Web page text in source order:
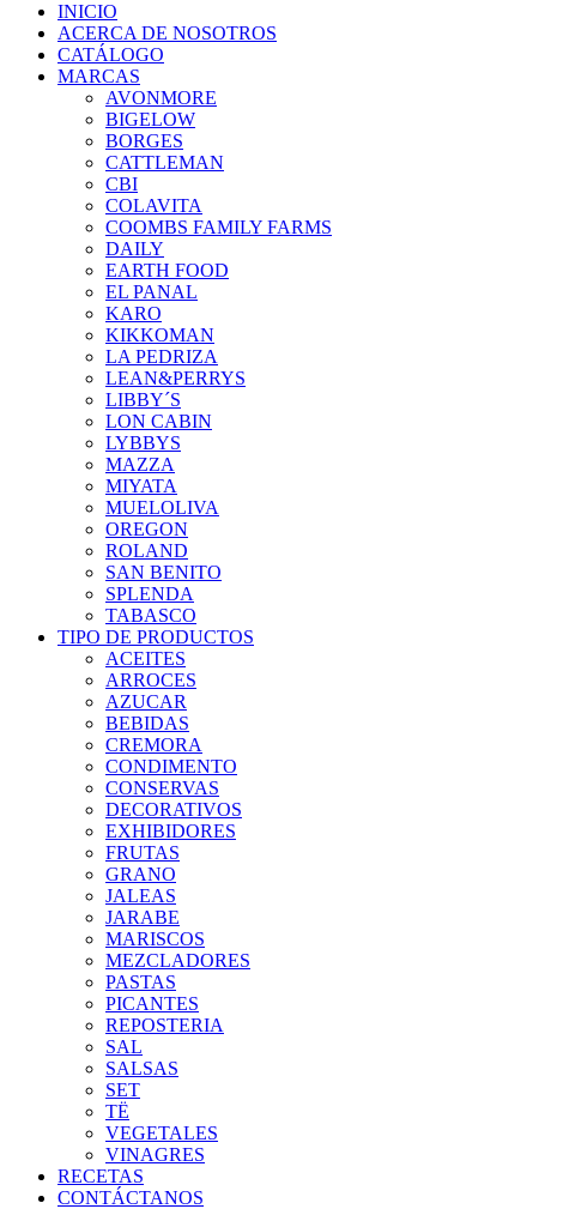
INICIO
ACERCA DE NOSOTROS
CATÁLOGO
MARCAS
AVONMORE
BIGELOW
BORGES
CATTLEMAN
CBI
COLAVITA
COOMBS FAMILY FARMS
DAILY
EARTH FOOD
EL PANAL
KARO
KIKKOMAN
LA PEDRIZA
LEAN&PERRYS
LIBBY´S
LON CABIN
LYBBYS
MAZZA
MIYATA
MUELOLIVA
OREGON
ROLAND
SAN BENITO
SPLENDA
TABASCO
TIPO DE PRODUCTOS
ACEITES
ARROCES
AZUCAR
BEBIDAS
CREMORA
CONDIMENTO
CONSERVAS
DECORATIVOS
EXHIBIDORES
FRUTAS
GRANO
JALEAS
JARABE
MARISCOS
MEZCLADORES
PASTAS
PICANTES
REPOSTERIA
SAL
SALSAS
SET
TË
VEGETALES
VINAGRES
RECETAS
CONTÁCTANOS